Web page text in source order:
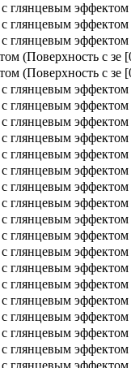
глянцевым эффектом
глянцевым эффектом
глянцевым эффектом
(Поверхность с зе
(Поверхность с зе
глянцевым эффектом
глянцевым эффектом
глянцевым эффектом
глянцевым эффектом
глянцевым эффектом
глянцевым эффектом
глянцевым эффектом
глянцевым эффектом
глянцевым эффектом
глянцевым эффектом
глянцевым эффектом
глянцевым эффектом
глянцевым эффектом
глянцевым эффектом
глянцевым эффектом
глянцевым эффектом
глянцевым эффектом